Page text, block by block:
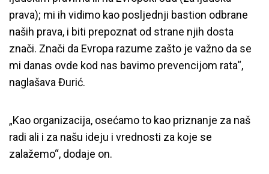
prava); mi ih vidimo kao posljednji bastion odbrane
naših prava, i biti prepoznat od strane njih dosta
znači. Znači da Evropa razume zašto je važno da se
mi danas ovde kod nas bavimo prevencijom rata“,
naglašava Đurić.
„Kao organizacija, osećamo to kao priznanje za naš
radi ali i za našu ideju i vrednosti za koje se
zalažemo“, dodaje on.